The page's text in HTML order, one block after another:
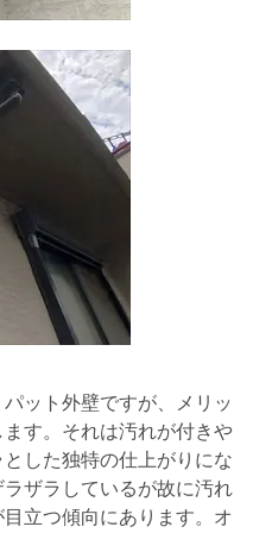
ット外壁ですが、メリッ
す。それは汚れが付きや
した独特の仕上がりにな
ザラしているが故に汚れ
立つ傾向にあります。オ